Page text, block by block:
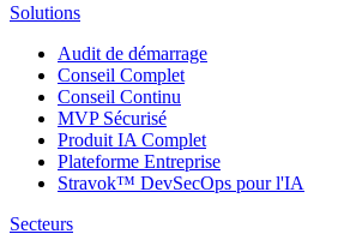
Solutions
Audit de démarrage
Conseil Complet
Conseil Continu
MVP Sécurisé
Produit IA Complet
Plateforme Entreprise
Stravok™ DevSecOps pour l'IA
Secteurs